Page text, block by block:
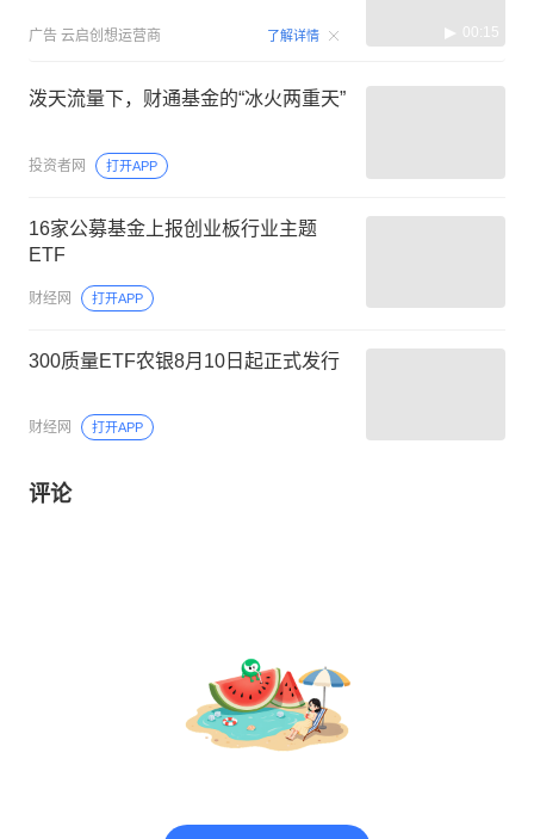
广告 云启创想运营商 了解详情 00:15
泼天流量下，财通基金的“冰火两重天”
投资者网 打开APP
16家公募基金上报创业板行业主题
ETF
财经网 打开APP
300质量ETF农银8月10日起正式发行
财经网 打开APP
评论